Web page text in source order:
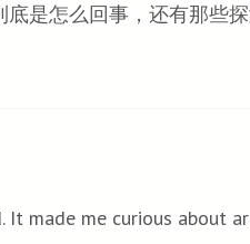
是怎么回事，还有那些
made me curious about